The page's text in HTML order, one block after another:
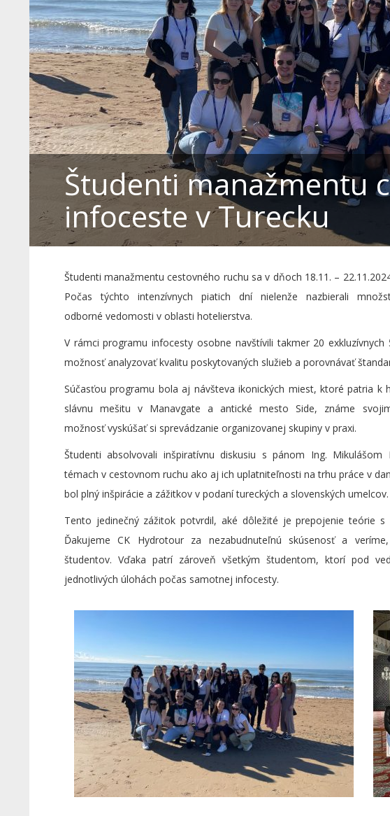
Študenti manažmentu
infoceste v Turecku
Študenti manažmentu cestovného ruchu sa v dňoch 18.11. –
Počas týchto intenzívnych piatich dní nielenže nazbierali
odborné vedomosti v oblasti hotelierstva.
V rámci programu infocesty osobne navštívili takmer 20
možnosť analyzovať kvalitu poskytovaných služieb a porovnávať
Súčasťou programu bola aj návšteva ikonických miest, ktoré patria k
slávnu mešitu v Manavgate a antické mesto Side, známe
možnosť vyskúšať si sprevádzanie organizovanej skupiny v praxi.
Študenti absolvovali inšpiratívnu diskusiu s pánom Ing.
témach v cestovnom ruchu ako aj ich uplatniteľnosti na trhu práce v
bol plný inšpirácie a zážitkov v podaní tureckých a slovenských umelcov.
Tento jedinečný zážitok potvrdil, aké dôležité je prepojenie teórie
Ďakujeme CK Hydrotour za nezabudnuteľnú skúsenosť a
študentov. Vďaka patrí zároveň všetkým študentom, ktorí pod
jednotlivých úlohách počas samotnej infocesty.